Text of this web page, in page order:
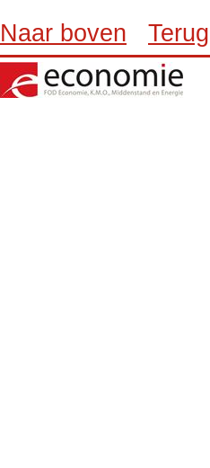
Naar boven Terug